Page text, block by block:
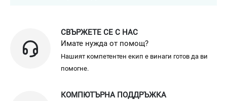
СВЪРЖЕТЕ СЕ С НАС
Имате нужда от помощ?
Нашият компетентен екип е винаги готов да ви
помогне.
КОМПЮТЪРНА ПОДДРЪЖКА